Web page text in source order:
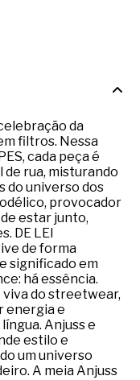
da
filtros. Nessa
cada peça é
de rua, misturando
do universo dos
provocador
estar junto,
DE LEI
de forma
significado em
há essência.
viva do streetwear,
energia e
Anjuss e
estilo e
um universo
A meia Anjuss